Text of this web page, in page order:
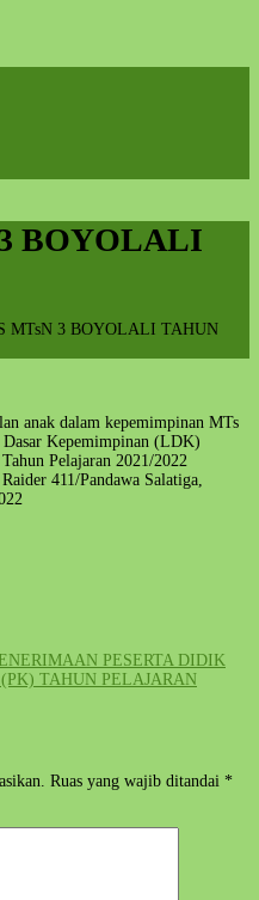
BOYOLALI
MTsN 3 BOYOLALI TAHUN
anak dalam kepemimpinan MTs
Kepemimpinan (LDK)
Pelajaran 2021/2022
411/Pandawa Salatiga,
PESERTA DIDIK
TAHUN PELAJARAN
Ruas yang wajib ditandai *